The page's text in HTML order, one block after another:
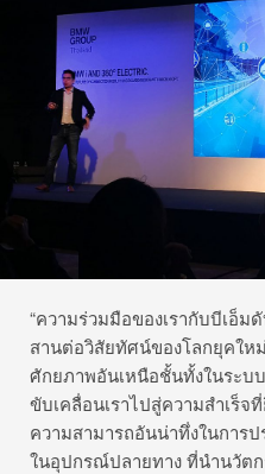
“ความร่วมมือของเรากับบีเอ็ม
สานต่อวิสัยทัศน์ของโลกยุคให
ศักยภาพอันเหนือชั้นทั้งในระบ
ขับเคลื่อนเราไปสู่ความสำเร็จ
ความสามารถอันน่าทึ่งในการ
ในอุปกรณ์ปลายทาง ที่นำนวัต